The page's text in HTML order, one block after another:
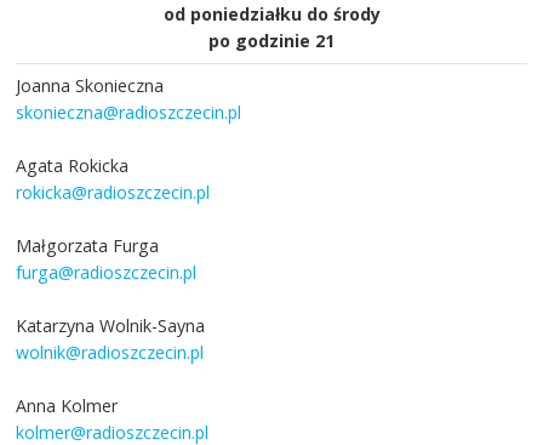
od poniedziałku do środy
po godzinie 21
Joanna Skonieczna
skonieczna@radioszczecin.pl
Agata Rokicka
rokicka@radioszczecin.pl
Małgorzata Furga
furga@radioszczecin.pl
Katarzyna Wolnik-Sayna
wolnik@radioszczecin.pl
Anna Kolmer
kolmer@radioszczecin.pl